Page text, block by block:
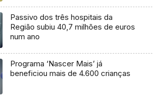
Passivo dos três hospitais da
Região subiu 40,7 milhões de euros
num ano
Programa ‘Nascer Mais’ já
beneficiou mais de 4.600 crianças